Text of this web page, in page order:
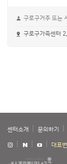
구로구거주 또는
구로구가족센터
센터소개 문의하기
대표